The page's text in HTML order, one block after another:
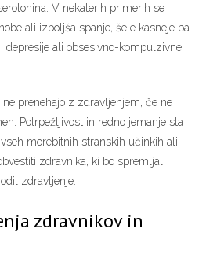
V nekaterih primerih se
ali izboljša spanje, šele kasneje pa
depresije ali obsesivno-kompulzivne
prenehajo z zdravljenjem, če ne
Potrpežljivost in redno jemanje sta
morebitnih stranskih učinkih ali
zdravnika, ki bo spremljal
zdravljenje.
zdravnikov in